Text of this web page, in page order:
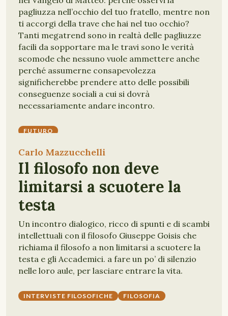
pagliuzza nell’occhio del tuo fratello, mentre non
ti accorgi della trave che hai nel tuo occhio?
Tanti megatrend sono in realtà delle pagliuzze
facili da sopportare ma le travi sono le verità
scomode che nessuno vuole ammettere anche
perché assumerne consapevolezza
significherebbe prendere atto delle possibili
conseguenze sociali a cui si dovrà
necessariamente andare incontro.
FUTURO
Carlo Mazzucchelli
Il filosofo non deve
limitarsi a scuotere la
testa
Un incontro dialogico, ricco di spunti e di scambi
intellettuali con il filosofo Giuseppe Goisis che
richiama il filosofo a non limitarsi a scuotere la
testa e gli Accademici. a fare un po’ di silenzio
nelle loro aule, per lasciare entrare la vita.
INTERVISTE FILOSOFICHE FILOSOFIA